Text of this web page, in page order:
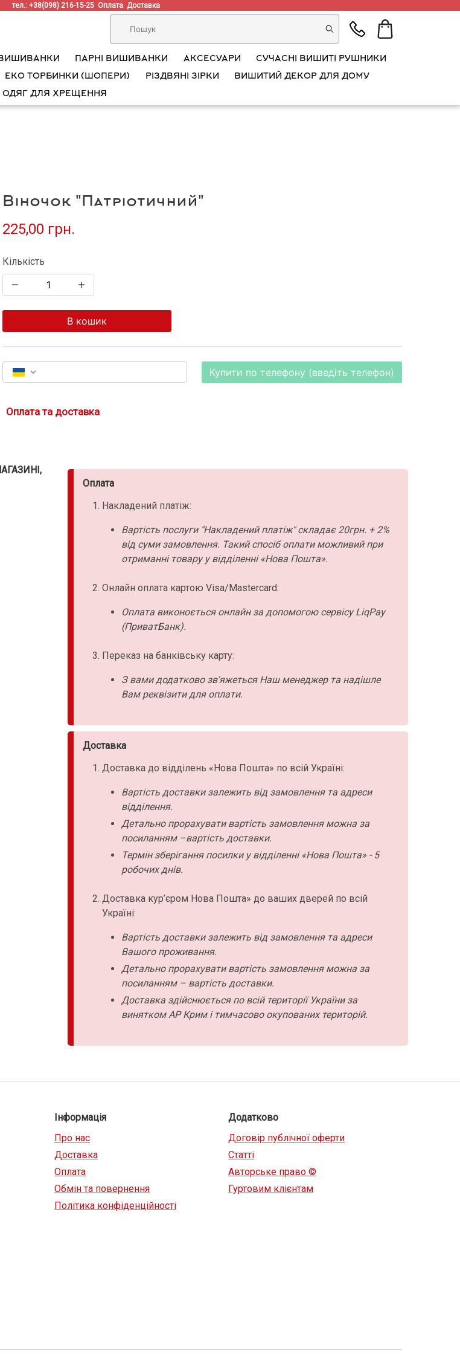
тел.: +38(098) 216-15-25 Оплата Доставка
ВИШИВАНКИ ПАРНІ ВИШИВАНКИ АКСЕСУАРИ
СУЧАСНІ ВИШИТІ РУШНИКИ
ЕКО ТОРБИНКИ (ШОПЕРИ) РІЗДВЯНІ ЗІРКИ
ВИШИТИЙ ДЕКОР ДЛЯ ДОМУ
ОДЯГ ДЛЯ ХРЕЩЕННЯ
Віночок "Патріотичний"
225,00 грн.
Кількість
В кошик
Купити по телефону (введіть телефон)
Оплата та доставка
Оплата
Накладений платіж:
Вартість послуги "Накладений платіж" складає 20грн. + 2%
від суми замовлення. Такий спосіб оплати можливий при
отриманні товару у відділенні «Нова Пошта».
Онлайн оплата картою Visa/Mastercard:
Оплата виконоється онлайн за допомогою сервісу LiqPay
(ПриватБанк).
Переказ на банківську карту:
З вами додатково зв'яжеться Наш менеджер та надішле
Вам реквізити для оплати.
Доставка
Доставка до відділень «Нова Пошта» по всій Україні:
Вартість доставки залежить від замовлення та адреси
відділення.
Детально прорахувати вартість замовлення можна за
посиланням –вартість доставки.
Термін зберігання посилки у відділенні «Нова Пошта» - 5
робочих днів.
Доставка кур’єром Нова Пошта» до ваших дверей по всій
Україні:
Вартість доставки залежить від замовлення та адреси
Вашого проживання.
Детально прорахувати вартість замовлення можна за
посиланням – вартість доставки.
Доставка здійснюється по всій території України за
винятком АР Крим і тимчасово окупованих територій.
Інформація
Про нас
Доставка
Оплата
Обмін та повернення
Політика конфіденційності
Додатково
Договір публічної оферти
Статті
Авторське право ©
Гуртовим клієнтам